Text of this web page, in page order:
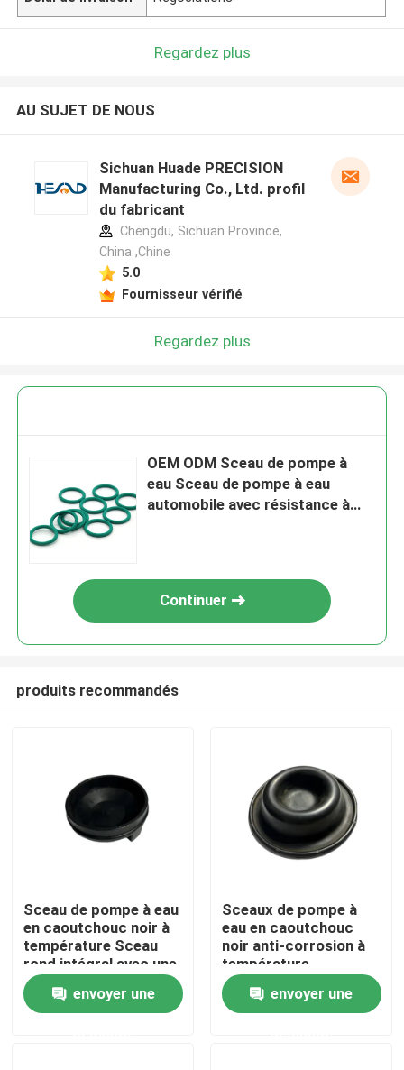
Aperçu
Produits
Regardez plus
AU SUJET DE NOUS
Sichuan Huade PRECISION
Manufacturing Co., Ltd. profil
du fabricant
Chengdu, Sichuan Province,
China ,Chine
5.0
Fournisseur vérifié
Regardez plus
OEM ODM Sceau de pompe à
eau Sceau de pompe à eau
automobile avec résistance à
Continuer
produits recommandés
Sceau de pompe à eau
en caoutchouc noir à
température Sceau
rond intégral avec une
excellente durabilité
envoyer une
Sceaux de pompe à
eau en caoutchouc
noir anti-corrosion à
température
envoyer une